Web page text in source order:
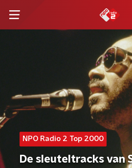
NPO Radio 2 Top 2000
De sleuteltracks van